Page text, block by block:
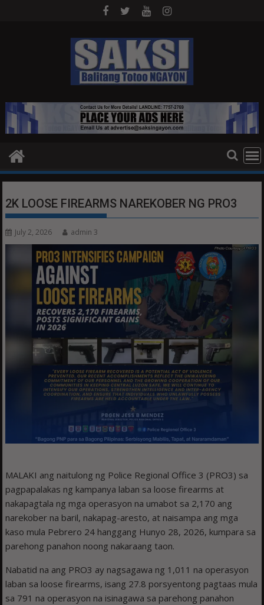
2K LOOSE FIREARMS NAREKOBER NG PRO3
July 2, 2026 admin 3
MALAKI ang naitulong ng Police Regional Office 3 (PRO3) sa
pagpapalakas ng kampanya laban sa loose firearms at
nakapagtala ng mga operasyon na umabot sa 2,170 ang
narekober na baril, nakapag-aresto, at naisampa ang mga
kaso mula Pebrero 24 hanggang Hunyo 28, 2026, kumpara sa
parehong panahon noong nakaraang taon.
Nabatid na ang PRO3 ay nagsagawa ng 1,011 na operasyon
laban sa loose firearms, isang 27.8 porsyentong pagtaas mula
sa 791 na operasyon na isinagawa sa parehong panahon